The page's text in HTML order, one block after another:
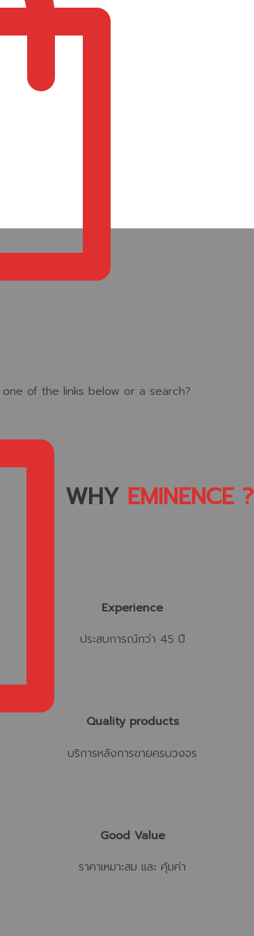
of the links below or a search?
WHY EMINENCE ?
Experience
ประสบการณ์กว่า 45 ปี
Quality products
บริการหลังการขายครบวงจร
Good Value
ราคาเหมาะสม และ คุ้มค่า